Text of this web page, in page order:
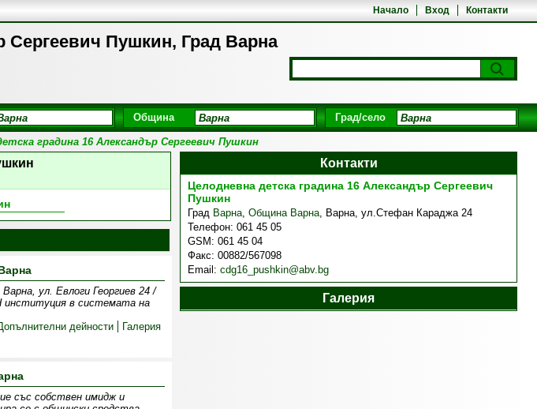
Сергеевич Пушкин, Град Варна
Начало Вход Контакти
Община Град/село
градина 16 Александър Сергеевич Пушкин
Контакти
Целодневна детска градина 16 Александър Сергеевич
Пушкин
Град Варна, Община Варна, Варна, ул.Стефан Караджа 24
Телефон: 061 45 05
GSM: 061 45 04
Факс: 00882/567098
Email: cdg16_pushkin@abv.bg
Галерия
ул. Евлоги Георгиев 24 /
институция в системата на
дейности Галерия
със собствен имидж и